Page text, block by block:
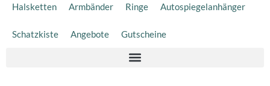
Halsketten Armbänder Ringe Autospiegelanhänger
Schatzkiste Angebote Gutscheine